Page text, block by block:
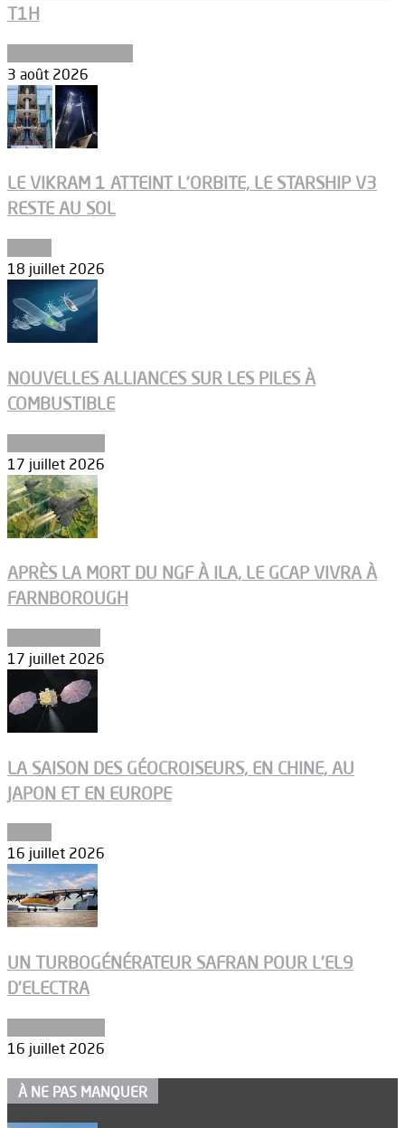
T1H
3 août 2026
LE VIKRAM 1 ATTEINT L’ORBITE, LE STARSHIP V3
RESTE AU SOL
18 juillet 2026
NOUVELLES ALLIANCES SUR LES PILES À
COMBUSTIBLE
17 juillet 2026
APRÈS LA MORT DU NGF À ILA, LE GCAP VIVRA À
FARNBOROUGH
17 juillet 2026
LA SAISON DES GÉOCROISEURS, EN CHINE, AU
JAPON ET EN EUROPE
16 juillet 2026
UN TURBOGÉNÉRATEUR SAFRAN POUR L’EL9
D’ELECTRA
16 juillet 2026
À NE PAS MANQUER